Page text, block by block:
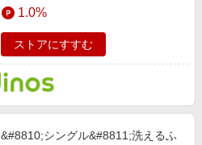
1.0%
ストアにすすむ
&#8810;シングル&#8811;洗えるふ